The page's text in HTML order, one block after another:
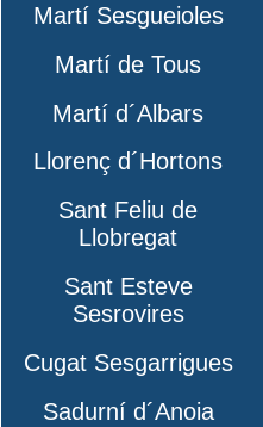
Martí Sesgueioles
Martí de Tous
Martí d´Albars
Llorenç d´Hortons
Sant Feliu de
Llobregat
Sant Esteve
Sesrovires
Cugat Sesgarrigues
Sadurní d´Anoia